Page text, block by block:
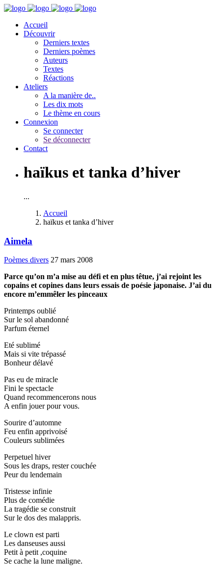
Accueil
Découvrir
Derniers textes
Derniers poèmes
Auteurs
Textes
Réactions
Ateliers
A la manière de..
Les dix mots
Le thème en cours
Connexion
Se connecter
Se déconnecter
Contact
haïkus et tanka d’hiver
...
Accueil
haïkus et tanka d’hiver
Aimela
Poèmes divers 27 mars 2008
Parce qu’on m’a mise au défi et en plus têtue, j’ai rejoint les
copains et copines dans leurs essais de poésie japonaise. J’ai du
encore m’emmêler les pinceaux
Printemps oublié
Sur le sol abandonné
Parfum éternel
Eté sublimé
Mais si vite trépassé
Bonheur délavé
Pas eu de miracle
Fini le spectacle
Quand recommencerons nous
A enfin jouer pour vous.
Sourire d’automne
Feu enfin apprivoisé
Couleurs sublimées
Perpetuel hiver
Sous les draps, rester couchée
Peur du lendemain
Tristesse infinie
Plus de comédie
La tragédie se construit
Sur le dos des malappris.
Le clown est parti
Les danseuses aussi
Petit à petit ,coquine
Se cache la lune maligne.